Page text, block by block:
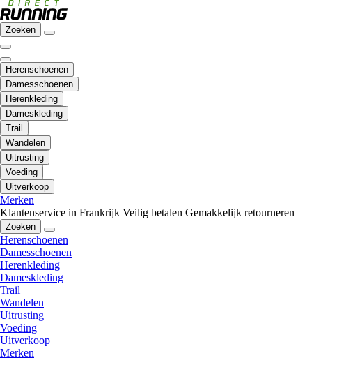
Zoeken
Herenschoenen
Damesschoenen
Herenkleding
Dameskleding
Trail
Wandelen
Uitrusting
Voeding
Uitverkoop
Merken
Klantenservice in Frankrijk Veilig betalen Gemakkelijk retourneren
Zoeken
Herenschoenen
Damesschoenen
Herenkleding
Dameskleding
Trail
Wandelen
Uitrusting
Voeding
Uitverkoop
Merken